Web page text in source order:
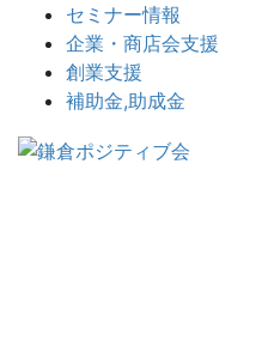
セミナー情報
企業・商店会支援
創業支援
補助金,助成金